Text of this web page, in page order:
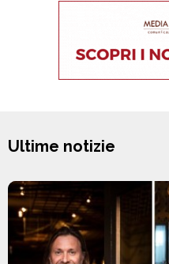
Ultime notizie